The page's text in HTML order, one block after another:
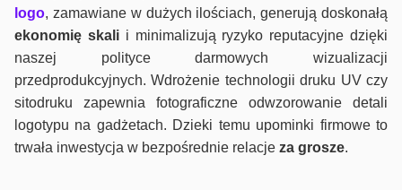
logo, zamawiane w dużych ilościach, generują doskonałą
ekonomię skalii minimalizują ryzyko reputacyjne dzięki
naszej polityce darmowych wizualizacji
przedprodukcyjnych. Wdrożenie technologii druku UV czy
sitodruku zapewnia fotograficzne odwzorowanie detali
logotypu na gadżetach. Dzieki temu upominki firmowe to
trwała inwestycja w bezpośrednie relacje za grosze.